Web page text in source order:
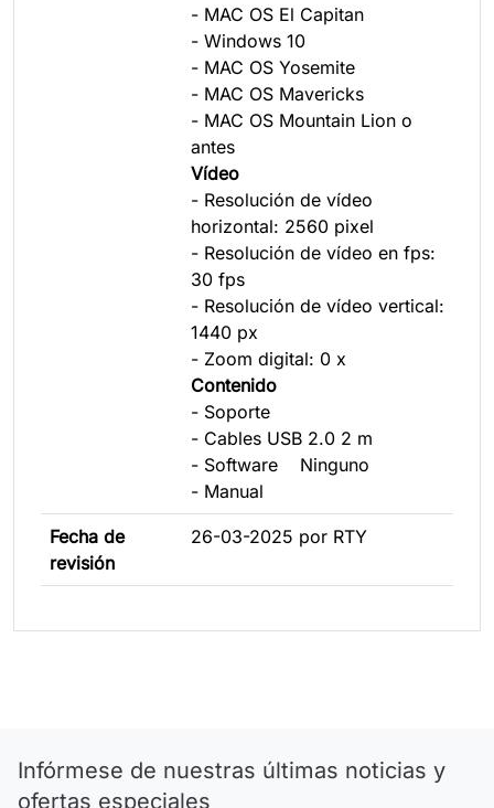
- MAC OS El Capitan
- Windows 10
- MAC OS Yosemite
- MAC OS Mavericks
- MAC OS Mountain Lion o
antes
Vídeo
- Resolución de vídeo
horizontal: 2560 pixel
- Resolución de vídeo en fps:
30 fps
- Resolución de vídeo vertical:
1440 px
- Zoom digital: 0 x
Contenido
- Soporte
- Cables USB 2.0 2 m
- Software Ninguno
- Manual
Fecha de
revisión
26-03-2025 por RTY
Infórmese de nuestras últimas noticias y
ofertas especiales